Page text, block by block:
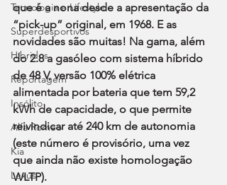
Tecnologia e Lifestyle
Superdesportivos
Híbridos
Reportagem
Insólito
Alfa Romeo
Kia
Lexus
que é a nona desde a apresentação da
“pick-up” original, em 1968. E as
novidades são muitas! Na gama, além
do 2.8 a gasóleo com sistema híbrido
de 48 V, versão 100% elétrica
alimentada por bateria que tem 59,2
kWh de capacidade, o que permite
reivindicar até 240 km de autonomia
(este número é provisório, uma vez
que ainda não existe homologação
WLTP).